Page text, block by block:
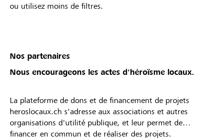
ou utilisez moins de filtres.
Nos partenaires
Nous encourageons les actes d'héroïsme locaux.
La plateforme de dons et de financement de projets
heroslocaux.ch s'adresse aux associations et autres
organisations d'utilité publique, et leur permet de
financer en commun et de réaliser des projets.